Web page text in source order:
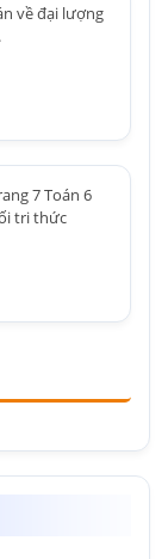
về đại lượng
7 Toán 6
tri thức